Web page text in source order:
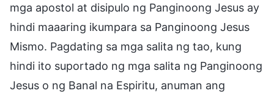
mga apostol at disipulo ng Panginoong Jesus ay
hindi maaaring ikumpara sa Panginoong Jesus
Mismo. Pagdating sa mga salita ng tao, kung
hindi ito suportado ng mga salita ng Panginoong
Jesus o ng Banal na Espiritu, anuman ang